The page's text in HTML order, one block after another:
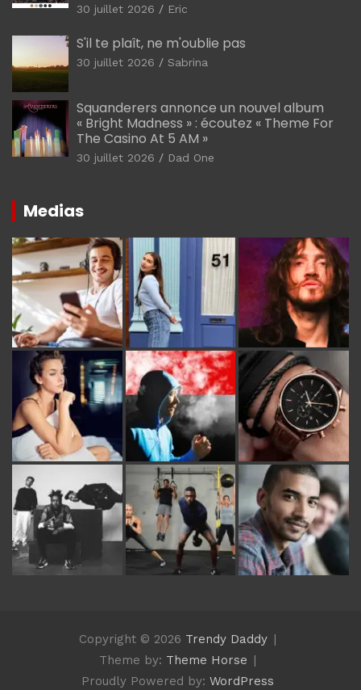
30 juillet 2026 Eric
S'il te plaît, ne m'oublie pas
30 juillet 2026 Sabrina
Squanderers annonce un nouvel album
« Bright Madness » : écoutez « Theme For
The Casino At 5 AM »
30 juillet 2026 Dad One
Medias
Copyright © 2026 Trendy Daddy
Theme by: Theme Horse
Proudly Powered by: WordPress